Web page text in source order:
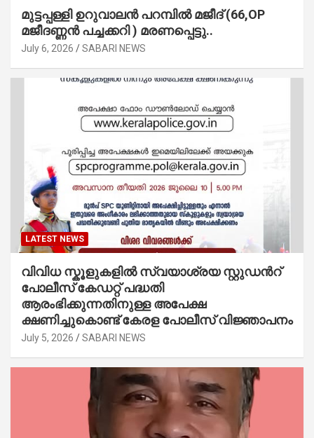
മുട്ടപ്പള്ളി ഉറുവാലൻ പറമ്പിൽ മജീദ് (66,OP
മജീദണ്ണൻ പച്ചക്കറി ) മരണപ്പെട്ടു..
July 6, 2026 SABARI NEWS
LATEST NEWS
വിവിധ സ്കൂളുകളില്‍ സ്വയാശ്രയ സ്റ്റുഡന്‍റ്
പോലീസ് കേഡറ്റ് പദ്ധതി
ആരംഭിക്കുന്നതിനുള്ള അപേക്ഷ
ക്ഷണിച്ചുകൊണ്ട് കേരള പോലീസ് വിജ്ഞാപനം
July 5, 2026 SABARI NEWS